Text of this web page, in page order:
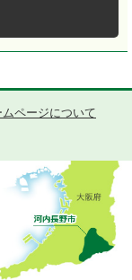
ムページについて